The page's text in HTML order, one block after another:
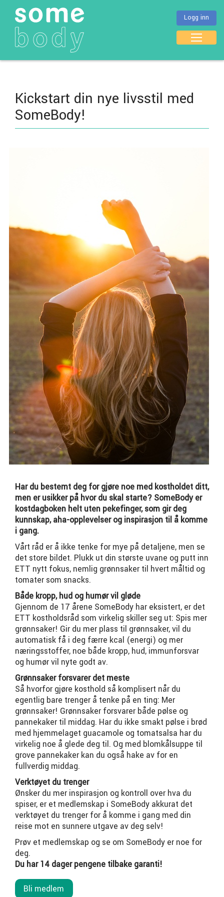
Logg inn
Kickstart din nye livsstil med
SomeBody!
Har du bestemt deg for gjøre noe med kostholdet ditt,
men er usikker på hvor du skal starte? SomeBody er
kostdagboken helt uten pekefinger, som gir deg
kunnskap, aha-opplevelser og inspirasjon til å komme
i gang.
Vårt råd er å ikke tenke for mye på detaljene, men se
det store bildet. Plukk ut din største uvane og putt inn
ETT nytt fokus, nemlig grønnsaker til hvert måltid og
tomater som snacks.
Både kropp, hud og humør vil gløde
Gjennom de 17 årene SomeBody har eksistert, er det
ETT kostholdsråd som virkelig skiller seg ut: Spis mer
grønnsaker! Gir du mer plass til grønnsaker, vil du
automatisk få i deg færre kcal (energi) og mer
næringsstoffer, noe både kropp, hud, immunforsvar
og humør vil nyte godt av.
Grønnsaker forsvarer det meste
Så hvorfor gjøre kosthold så komplisert når du
egentlig bare trenger å tenke på en ting: Mer
grønnsaker! Grønnsaker forsvarer både pølse og
pannekaker til middag. Har du ikke smakt pølse i brød
med hjemmelaget guacamole og tomatsalsa har du
virkelig noe å glede deg til. Og med blomkålsuppe til
grove pannekaker kan du også hake av for en
fullverdig middag.
Verktøyet du trenger
Ønsker du mer inspirasjon og kontroll over hva du
spiser, er et medlemskap i SomeBody akkurat det
verktøyet du trenger for å komme i gang med din
reise mot en sunnere utgave av deg selv!
Prøv et medlemskap og se om SomeBody er noe for
deg.
Du har 14 dager pengene tilbake garanti!
Bli medlem